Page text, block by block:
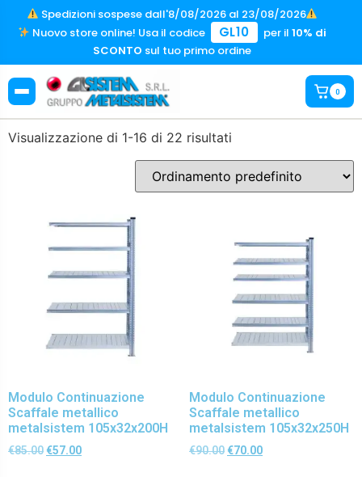
Spedizioni sospese dall'8/08/2026 al 23/08/2026
Nuovo store online! Usa il codice
GL10 per il10% di
SCONTO sul tuo primo ordine
0
Visualizzazione di 1-16 di 22 risultati
Modulo Continuazione
Scaffale metallico
metalsistem 105x32x200H
€85.00 €57.00
Modulo Continuazione
Scaffale metallico
metalsistem 105x32x250H
€90.00 €70.00